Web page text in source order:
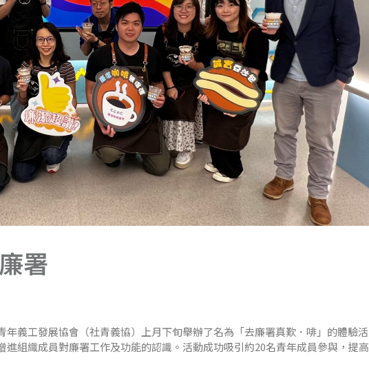
署
年義工發展協會（社青義協）上月下旬舉辦了名為「去廉署真歎．啡」的體驗活
組織成員對廉署工作及功能的認識。活動成功吸引約20名青年成員參與，提高